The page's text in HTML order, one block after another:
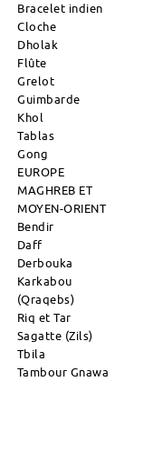
Bracelet indien
Cloche
Dholak
Flûte
Grelot
Guimbarde
Khol
Tablas
Gong
EUROPE
MAGHREB ET
MOYEN-ORIENT
Bendir
Daff
Derbouka
Karkabou
(Qraqebs)
Riq et Tar
Sagatte (Zils)
Tbila
Tambour Gnawa